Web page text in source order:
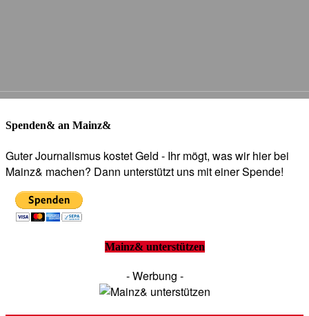
Spenden& an Mainz&
Guter Journalismus kostet Geld - Ihr mögt, was wir hier bei
Mainz& machen? Dann unterstützt uns mit einer Spende!
Mainz& unterstützen
- Werbung -